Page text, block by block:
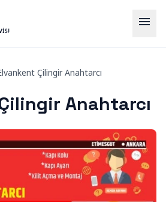
menu
Çilingir Anahtarcı
Anahtarcı